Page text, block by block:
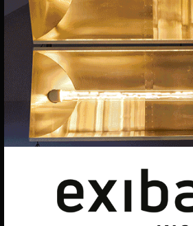
EXIBART SPAIN, S.L.U.
AVINGUDA ROMA, 12
08015 BARCELONA
CIF: B06956841
Suscríbete a la newsletter
Contacto
Política de privacidad
development byInfmedia
Utilizamos cookies para ofrecerte la
Puedes aprender más sobre qué cookies
desactivarlas en losajustes
Aceptar